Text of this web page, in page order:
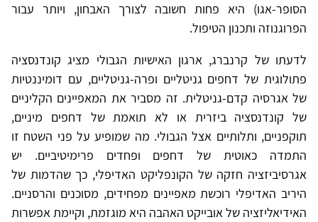
הסופר-אגו) היא פחות חשובה לצורך האבחון, ויותר עבור
הפרוגנוזה ותכנון הטיפול.
לדעתו של קרנברג, ארגון האישיות הגבולי מציג קונדנסציה
פתולוגית של דחפים גניטליים ופרה-גניטליים, עם דומיננטיות
של אגרסיה קדם-גניטלית. זה מסביר את המאפיינים הקליניים
של קונדנסציה ביזרית או לא תואמת של דחפים מיניים,
תוקפניים, ותלותיים אצל הגבולי. מה שמופיע על פני השטח זו
התמדה כאוטית של דחפים ופחדים פרימיטיביים. יש
אגרסיביזציה חזקה של הקונפליקט האדיפלי, כך שהדמות של
היריב האדיפלי רוכשת מאפיינים מפחידים, מסוכנים והרסניים.
האידיאליזציה של אובייקט האהבה היא מוגזמת, וקיימת אפשרות